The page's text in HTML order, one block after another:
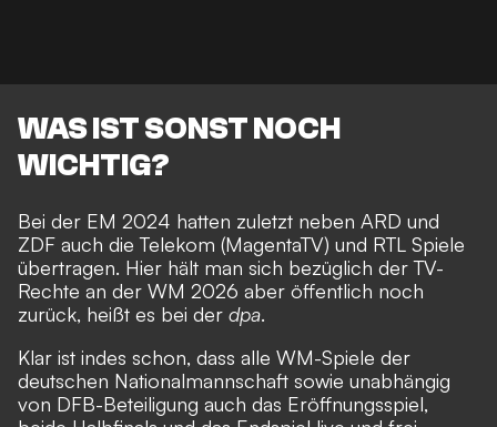
WAS IST SONST NOCH
WICHTIG?
Bei der EM 2024 hatten zuletzt neben ARD und
ZDF auch die Telekom (MagentaTV) und RTL Spiele
übertragen. Hier hält man sich bezüglich der TV-
Rechte an der WM 2026 aber öffentlich noch
zurück, heißt es bei der dpa.
Klar ist indes schon, dass alle WM-Spiele der
deutschen Nationalmannschaft sowie unabhängig
von DFB-Beteiligung auch das Eröffnungsspiel,